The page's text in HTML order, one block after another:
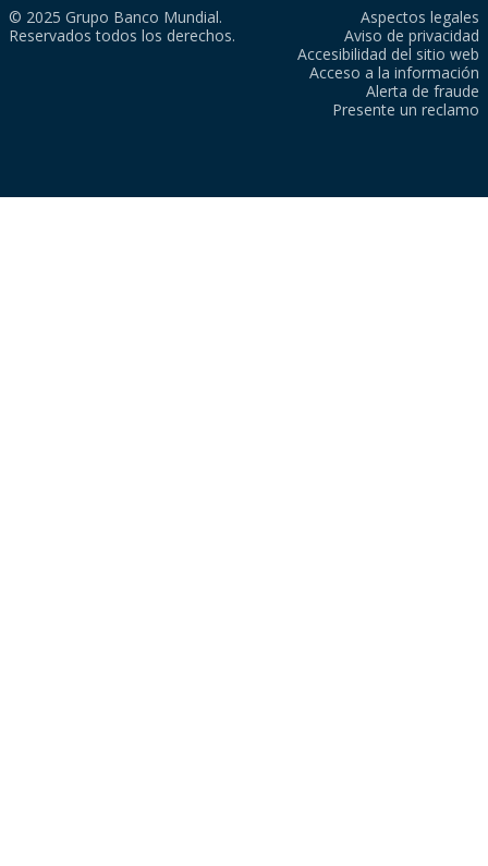
© 2025 Grupo Banco Mundial.
Reservados todos los derechos.
Aspectos legales
Aviso de privacidad
Accesibilidad del sitio web
Acceso a la información
Alerta de fraude
Presente un reclamo